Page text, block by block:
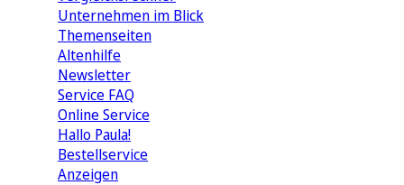
Unternehmen im Blick
Themenseiten
Altenhilfe
Newsletter
Service FAQ
Online Service
Hallo Paula!
Bestellservice
Anzeigen